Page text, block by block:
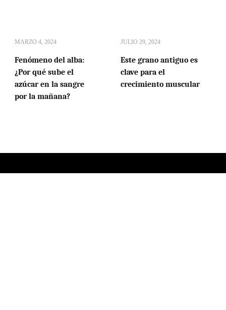
MARZO 4, 2024
Fenómeno del alba:
¿Por qué sube el
azúcar en la sangre
por la mañana?
JULIO 29, 2024
Este grano antiguo es
clave para el
crecimiento muscular